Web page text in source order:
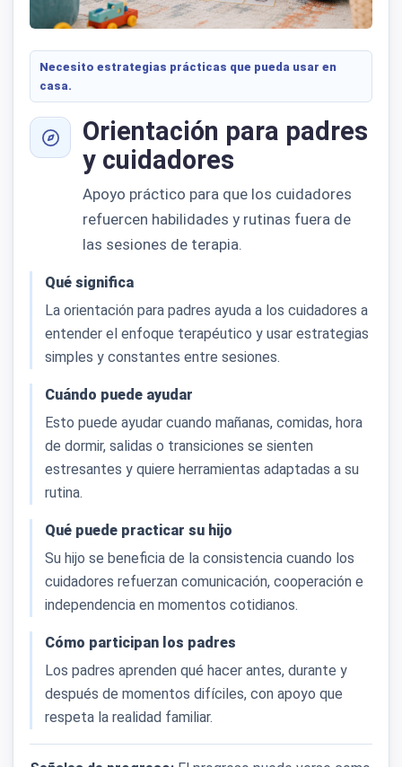
Necesito estrategias prácticas que pueda usar en
casa.
Orientación para padres
y cuidadores
Apoyo práctico para que los cuidadores
refuercen habilidades y rutinas fuera de
las sesiones de terapia.
Qué significa
La orientación para padres ayuda a los cuidadores a
entender el enfoque terapéutico y usar estrategias
simples y constantes entre sesiones.
Cuándo puede ayudar
Esto puede ayudar cuando mañanas, comidas, hora
de dormir, salidas o transiciones se sienten
estresantes y quiere herramientas adaptadas a su
rutina.
Qué puede practicar su hijo
Su hijo se beneficia de la consistencia cuando los
cuidadores refuerzan comunicación, cooperación e
independencia en momentos cotidianos.
Cómo participan los padres
Los padres aprenden qué hacer antes, durante y
después de momentos difíciles, con apoyo que
respeta la realidad familiar.